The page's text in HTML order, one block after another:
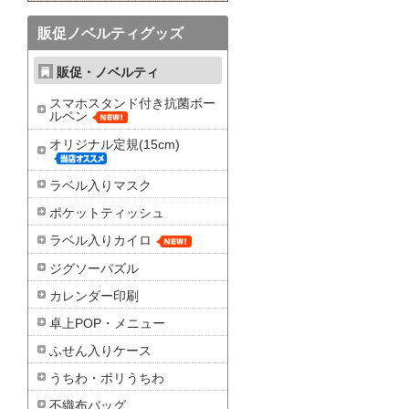
販促ノベルティグッズ
販促・ノベルティ
スマホスタンド付き抗菌ボー
ルペン
オリジナル定規(15cm)
ラベル入りマスク
ポケットティッシュ
ラベル入りカイロ
ジグソーパズル
カレンダー印刷
卓上POP・メニュー
ふせん入りケース
うちわ・ポリうちわ
不織布バッグ